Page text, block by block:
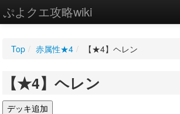
ぷよクエ攻略wiki
WIKI
設定
Top / 赤属性★4 / 【★4】ヘレン
【★4】ヘレン